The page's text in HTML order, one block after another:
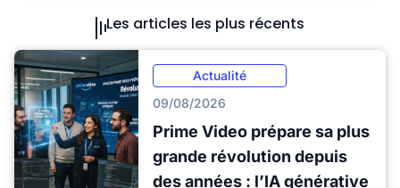
Les articles les plus récents
Actualité
09/08/2026
Prime Video prépare sa plus
grande révolution depuis
des années : l’IA générative